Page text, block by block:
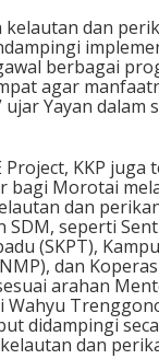
kelautan dan
berbagai
agar
Yayan dalam
Project, KKP juga
bagi Morotai
dan
SDM, seperti
(SKPT),
dan
arahan
Wahyu
didampingi
dan